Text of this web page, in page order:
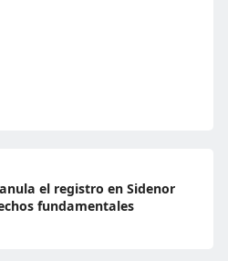
el registro en Sidenor
fundamentales